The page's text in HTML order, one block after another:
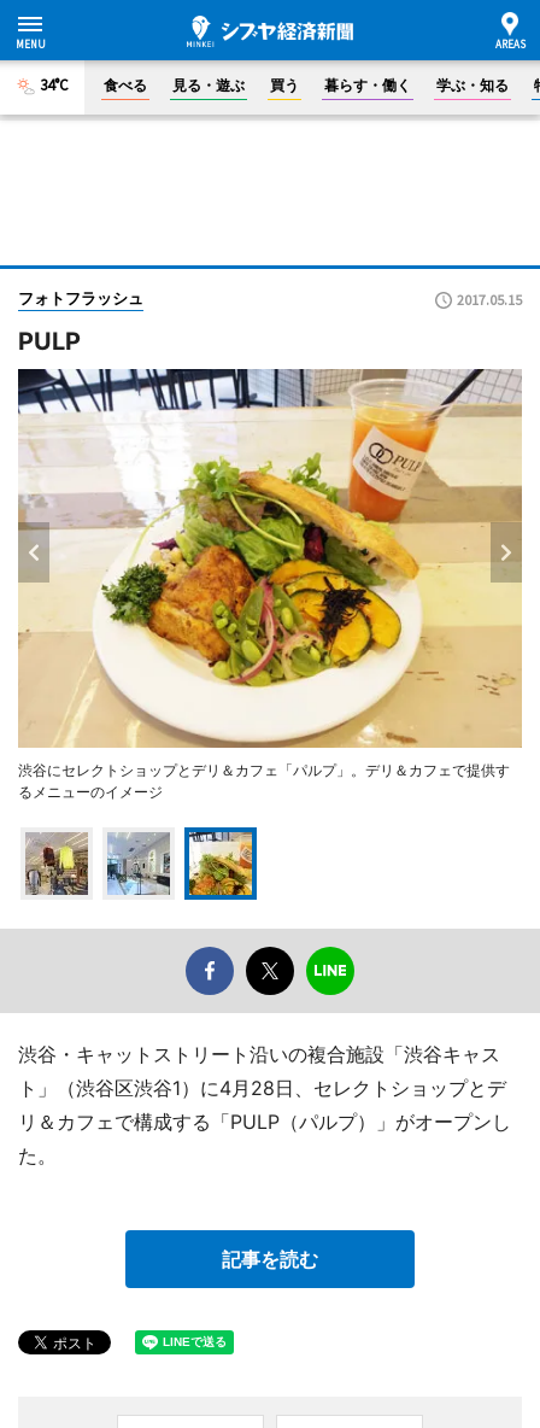
34°C 食べる 見る・遊ぶ 買う 暮らす・働く 学ぶ・知る
フォトフラッシュ 2017.05.15
PULP
渋谷にセレクトショップとデリ＆カフェ「パルプ」。デリ＆カフェで提供す
るメニューのイメージ
渋谷・キャットストリート沿いの複合施設「渋谷キャス
ト」（渋谷区渋谷1）に4月28日、セレクトショップとデ
リ＆カフェで構成する「PULP（パルプ）」がオープンし
た。
記事を読む